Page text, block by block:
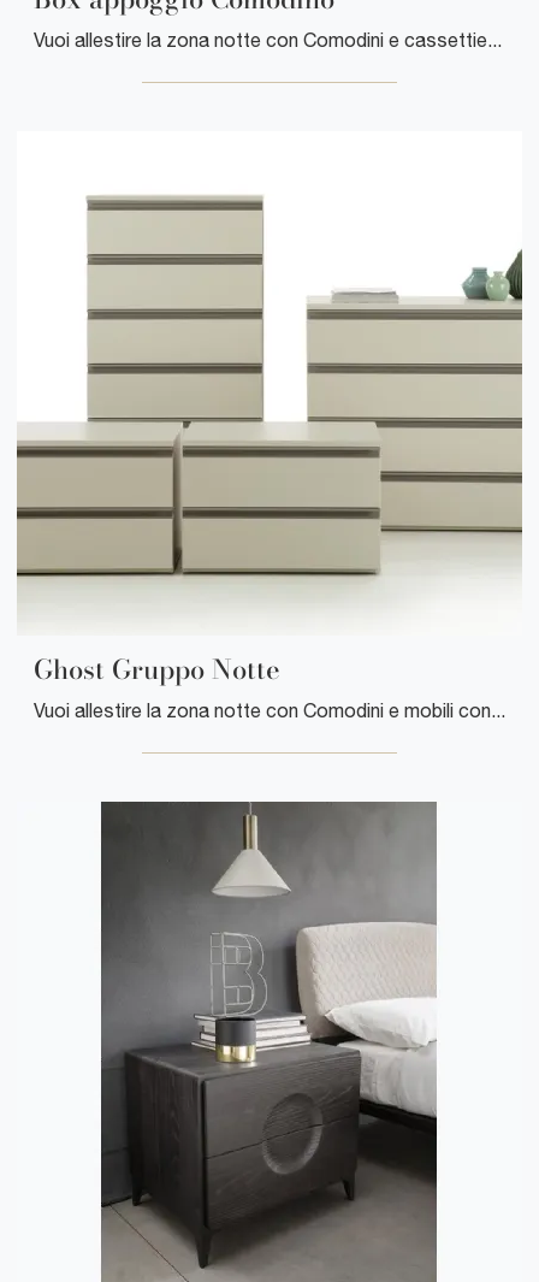
Vuoi allestire la zona notte con Comodini e cassettiere di Clever? Ecco qui il modello Box appoggio Comodino in laccato opaco per spazi moderni.
Ghost Gruppo Notte
Vuoi allestire la zona notte con Comodini e mobili con cassetti di Clever? Ecco qui il modello Ghost Gruppo Notte in laccato opaco per spazi moderni.